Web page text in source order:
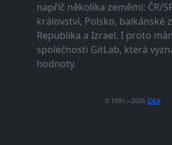
napříč několika zeměmi: ČR/
království, Polsko, balkánské
Republika a Izrael. I proto
společnosti GitLab, která
hodnoty.
© 1991—2026 IDEA